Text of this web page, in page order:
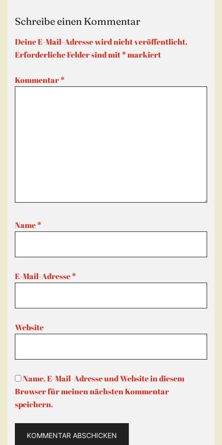
Schreibe einen Kommentar
Deine E-Mail-Adresse wird nicht veröffentlicht.
Erforderliche Felder sind mit*markiert
Kommentar*
Name*
E-Mail-Adresse*
Website
Name, E-Mail-Adresse und Website in diesem
Browser für meinen nächsten Kommentar
speichern.